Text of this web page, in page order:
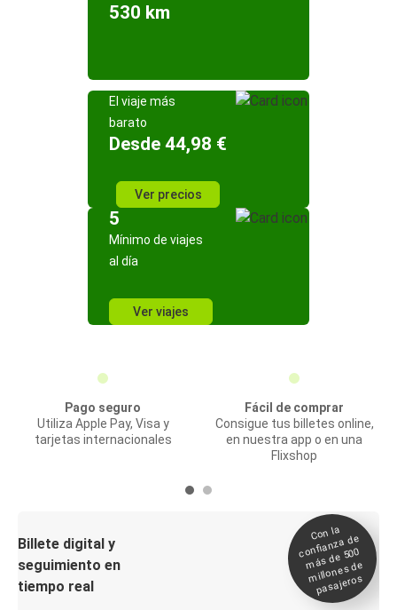
530 km
El viaje más
barato
Desde 44,98 €
Ver precios
5
Mínimo de viajes
al día
Ver viajes
Pago seguro
Utiliza Apple Pay, Visa y
tarjetas internacionales
Fácil de comprar
Consigue tus billetes online,
en nuestra app o en una
Flixshop
Billete digital y
seguimiento en
tiempo real
Con la
confianza de
más de 500
millones de
pasajeros